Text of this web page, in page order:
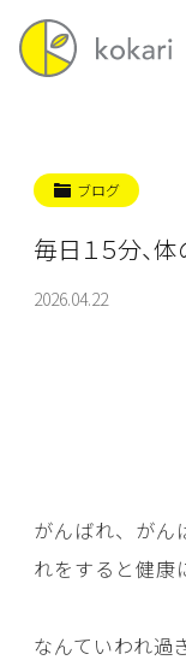
ブログ
毎日１５分、
2026.04.22
がんばれ、がん
れをすると健康
なんていわれ過